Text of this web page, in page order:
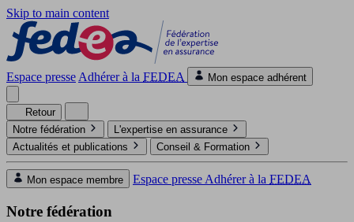
Skip to main content
Espace presse Adhérer à la FEDEA Mon espace adhérent
Retour
Notre fédération
L'expertise en assurance
Actualités et publications
Conseil & Formation
Mon espace membre Espace presse Adhérer à la FEDEA
Notre fédération